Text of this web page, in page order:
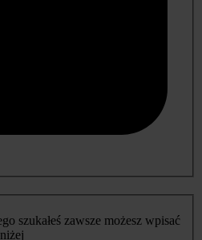
szukałeś zawsze możesz wpisać